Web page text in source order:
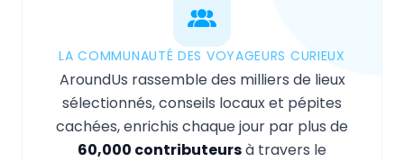
LA COMMUNAUTÉ DES VOYAGEURS CURIEUX
AroundUs rassemble des milliers de lieux
sélectionnés, conseils locaux et pépites
cachées, enrichis chaque jour par plus de
60,000 contributeursà travers le